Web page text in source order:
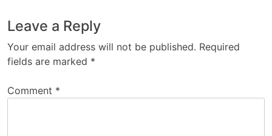
Leave a Reply
Your email address will not be published. Required
fields are marked *
Comment *